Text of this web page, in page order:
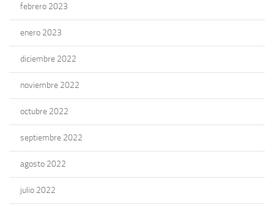
febrero 2023
enero 2023
diciembre 2022
noviembre 2022
octubre 2022
septiembre 2022
agosto 2022
julio 2022